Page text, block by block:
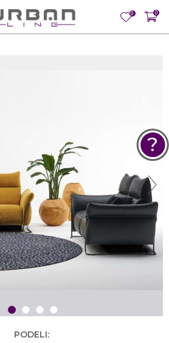
0
0
1 2 3 4
PODELI:
POMOĆ PRI KUPOVINI
Za više informacija, pomoć i
porudžbine
381 11 245 18 52
381 64 218 96 52
Radno vreme
Ponedeljak - Petak od